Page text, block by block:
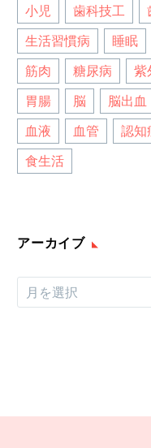
小児
歯科技工
生活習慣病
睡眠
筋肉
糖尿病 紫
胃腸
脳 脳出血
血液
血管 認知
食生活
アーカイブ
ー
月を選択